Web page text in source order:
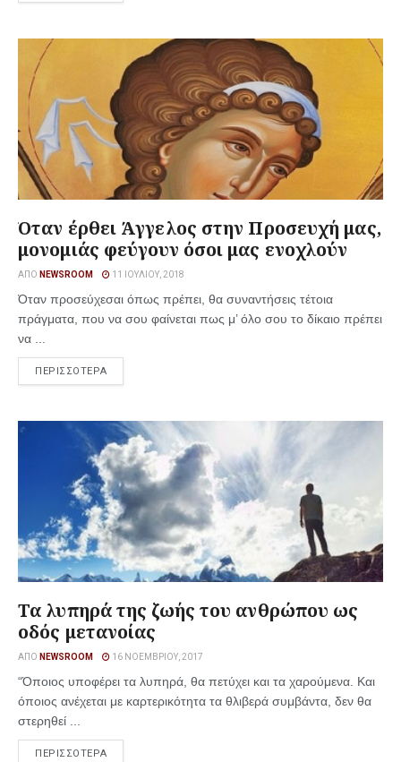
Όταν έρθει Άγγελος στην Προσευχή μας,
μονομιάς φεύγουν όσοι μας ενοχλούν
ΑΠΌ NEWSROOM 11 ΙΟΥΛΊΟΥ, 2018
Όταν προσεύχεσαι όπως πρέπει, θα συναντήσεις τέτοια
πράγματα, που να σου φαίνεται πως μ’ όλο σου το δίκαιο πρέπει
να ...
ΠΕΡΙΣΣΟΤΕΡΑ
Τα λυπηρά της ζωής του ανθρώπου ως
οδός μετανοίας
ΑΠΌ NEWSROOM 16 ΝΟΕΜΒΡΊΟΥ, 2017
“Όποιος υποφέρει τα λυπηρά, θα πετύχει και τα χαρούμενα. Και
όποιος ανέχεται με καρτερικότητα τα θλιβερά συμβάντα, δεν θα
στερηθεί ...
ΠΕΡΙΣΣΟΤΕΡΑ